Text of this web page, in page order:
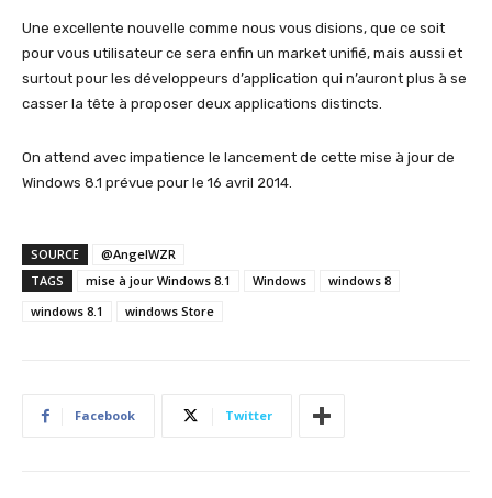
Une excellente nouvelle comme nous vous disions, que ce soit
pour vous utilisateur ce sera enfin un market unifié, mais aussi et
surtout pour les développeurs d’application qui n’auront plus à se
casser la tête à proposer deux applications distincts.
On attend avec impatience le lancement de cette mise à jour de
Windows 8.1 prévue pour le 16 avril 2014.
SOURCE
@AngelWZR
TAGS
mise à jour Windows 8.1 Windows
windows 8
windows 8.1
windows Store
Facebook Twitter